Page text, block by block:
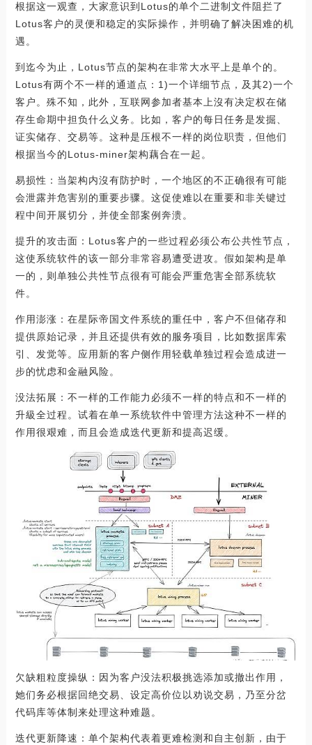
根据这一观查，大家意识到Lotus的单个二进制文件阻拦了
Lotus客户的灵便和稳定的实际操作，并明确了解决困难的机
遇。
到迄今为止，Lotus节点的架构在非常大水平上是单个的。
Lotus有两个不一样的通道点：1)一个详细节点，及其2)一个
客户。殊不知，此外，互联网参加者基本上沒有决定权在储
存生命期中担负什么义务。比如，客户的每日任务是发掘、
证实储存、交易等。这种是压根不一样的岗位职责，但他们
根据当今的Lotus-miner架构藕合在一起。
易损性：当架构内沒有防护时，一个地区的不正确很有可能
会泄露并危害别的重要步骤。这促使难以在重要和非关键过
程中间开展切分，并使全部案例奔溃。
提升的攻击面：Lotus客户的一些过程必须公布公共性节点，
这使系统软件的该一部分非常容易遭受进攻。假如架构是单
一的，则单独公共性节点很有可能会严重危害全部系统软
件。
作用澎涨：在星际帝国文件系统的重任中，客户不但储存和
提供原始记录，并且还提供有效的服务项目，比如数据库索
引、发觉等。应用新的客户侧作用轻载单独过程会造成进一
步的忧虑和金融风险。
没法拓展：不一样的工作能力必须不一样的特点和不一样的
升級全过程。试着在单一系统软件中管理方法这种不一样的
作用很艰难，而且会造成迭代更新和提高迟缓。
欠缺粗粒度操纵：因为客户没法积极挑选添加或撤出作用，
她们务必根据回绝交易、设定高价位以劝说交易，乃至分岔
代码库等体制来处理这种难题。
迭代更新降速：单个架构代表着更难检测和自主创新，由于